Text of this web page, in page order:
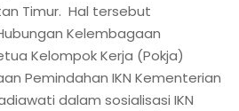
Timur. Hal tersebut
Kelembagaan
Kelompok Kerja (Pokja)
Pemindahan IKN Kementerian
dalam sosialisasi IKN